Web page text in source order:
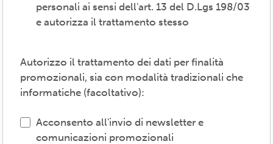
Il trattamento verrà effettuato: con modalità
cartacea e/o informatica; in modo lecito,
interni e/o comunicando i dati a soggetti
esterni (amministrazioni/autorità; fornitori di
specifici servizi di supporto -es. consulenza
promossi, partecipati o convenzionati).
personali ai sensi dell'art. 13 del D.Lgs 198/03
e autorizza il trattamento stesso
Autorizzo il trattamento dei dati per finalità
promozionali, sia con modalità tradizionali che
informatiche (facoltativo):
Acconsento all'invio di newsletter e
comunicazioni promozionali